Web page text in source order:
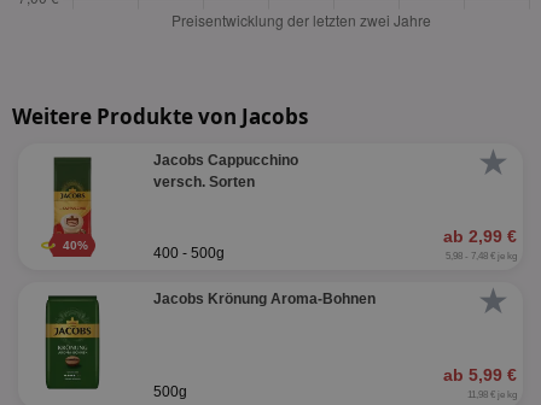
Weitere Produkte von Jacobs
★
40%
Jacobs Cappucchino
versch. Sorten
ab 2,99 €
400 - 500g 5,98 - 7,48 € je kg
★
Jacobs Krönung Aroma-Bohnen
ab 5,99 €
500g 11,98 € je kg